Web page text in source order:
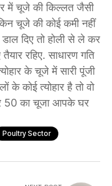
में चूजे की किल्लत जैसी
चूजे की कोई कमी नहीं
दिए तो होली से ले कर
रहिए. साधारण गति
के चूजे में सारी पूंजी
के कोई त्योहार है तो वो
50 का चूजा आपके घर
Poultry Sector